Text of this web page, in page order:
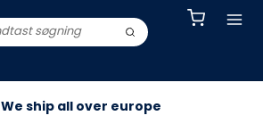
We ship all over europe